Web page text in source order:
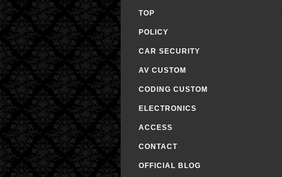
TOP
POLICY
CAR SECURITY
AV CUSTOM
CODING CUSTOM
ELECTRONICS
ACCESS
CONTACT
OFFICIAL BLOG